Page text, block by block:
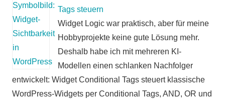
Tags steuern
Widget Logic war praktisch, aber für meine
Hobbyprojekte keine gute Lösung mehr.
Deshalb habe ich mit mehreren KI-
Modellen einen schlanken Nachfolger
entwickelt: Widget Conditional Tags steuert klassische
WordPress-Widgets per Conditional Tags, AND, OR und